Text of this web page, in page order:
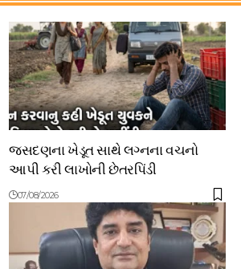
જસદણના ખેડૂત સાથે લગ્નના વચનો
આપી કરી લાખોની છેતરપિંડી
07/08/2026